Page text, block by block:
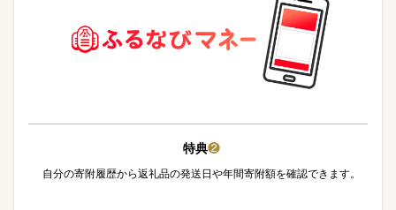
特典❷
自分の寄附履歴から返礼品の発送日や年間寄附額を確認できます。